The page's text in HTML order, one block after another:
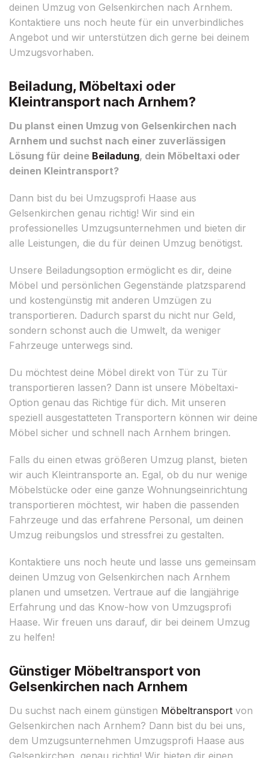
deinen Umzug von Gelsenkirchen nach Arnhem.
Kontaktiere uns noch heute für ein unverbindliches
Angebot und wir unterstützen dich gerne bei deinem
Umzugsvorhaben.
Beiladung, Möbeltaxi oder
Kleintransport nach Arnhem?
Du planst einen Umzug von Gelsenkirchen nach
Arnhem und suchst nach einer zuverlässigen
Lösung für deine Beiladung, dein Möbeltaxi oder
deinen Kleintransport?
Dann bist du bei Umzugsprofi Haase aus
Gelsenkirchen genau richtig! Wir sind ein
professionelles Umzugsunternehmen und bieten dir
alle Leistungen, die du für deinen Umzug benötigst.
Unsere Beiladungsoption ermöglicht es dir, deine
Möbel und persönlichen Gegenstände platzsparend
und kostengünstig mit anderen Umzügen zu
transportieren. Dadurch sparst du nicht nur Geld,
sondern schonst auch die Umwelt, da weniger
Fahrzeuge unterwegs sind.
Du möchtest deine Möbel direkt von Tür zu Tür
transportieren lassen? Dann ist unsere Möbeltaxi-
Option genau das Richtige für dich. Mit unseren
speziell ausgestatteten Transportern können wir deine
Möbel sicher und schnell nach Arnhem bringen.
Falls du einen etwas größeren Umzug planst, bieten
wir auch Kleintransporte an. Egal, ob du nur wenige
Möbelstücke oder eine ganze Wohnungseinrichtung
transportieren möchtest, wir haben die passenden
Fahrzeuge und das erfahrene Personal, um deinen
Umzug reibungslos und stressfrei zu gestalten.
Kontaktiere uns noch heute und lasse uns gemeinsam
deinen Umzug von Gelsenkirchen nach Arnhem
planen und umsetzen. Vertraue auf die langjährige
Erfahrung und das Know-how von Umzugsprofi
Haase. Wir freuen uns darauf, dir bei deinem Umzug
zu helfen!
Günstiger Möbeltransport von
Gelsenkirchen nach Arnhem
Du suchst nach einem günstigen Möbeltransport von
Gelsenkirchen nach Arnhem? Dann bist du bei uns,
dem Umzugsunternehmen Umzugsprofi Haase aus
Gelsenkirchen, genau richtig! Wir bieten dir einen